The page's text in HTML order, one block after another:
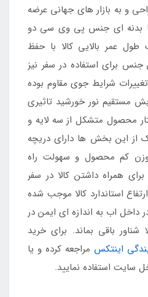
و به بازار های جهانی عرضه
بدنه ای جنس پی وی سی دو
عمر بالایی کالا با حفظ
برای استفاده در سفر نیز
شرایط جوی مقاوم بوده
مستقیم نور خورشید تاثیری
محصول متشکل از سه لایه و
از این بخش ها دارای دریچه
کم محصول و سهولت راه
همراه داشتن کالا در سفر
استاندارد کالا موجب شده
داخل اب به اندازه ای ایمن در
باقی بماند. برای خرید
اینتکس مراجعه کرده و یا
سایت استفاده نمایید.